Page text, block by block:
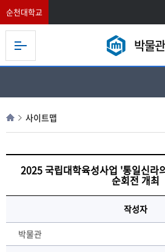
순천대학교
박물관
사이트맵
2025 국립대학육성사업 '통일신라
순회전 개최
작성자
박물관